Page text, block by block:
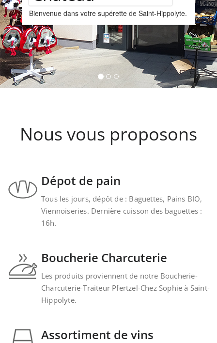
de Saint-Hippolyte.
vins
Nous vous
provenant de la
Kintzheim-St-
Nous vous proposons
Dépot de pain
Tous les jours, dépôt de : Baguettes, Pains BIO,
Viennoiseries. Dernière cuisson des baguettes :
16h.
Boucherie Charcuterie
Les produits proviennent de notre Boucherie-
Charcuterie-Traiteur Pfertzel-Chez Sophie à Saint-
Hippolyte.
Assortiment de vins